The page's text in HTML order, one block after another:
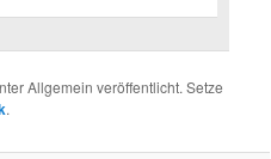
Allgemein veröffentlicht. Setze
.